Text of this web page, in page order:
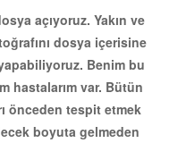
açıyoruz. Yakın ve
dosya içerisine
Benim bu
hastalarım var. Bütün
önceden tespit etmek
boyuta gelmeden